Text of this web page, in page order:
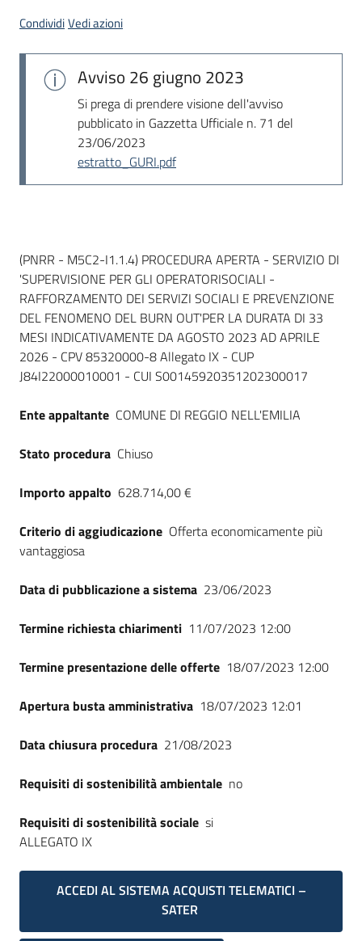
CondividiVedi azioni
Avviso 26 giugno 2023
Si prega di prendere visione dell'avviso
pubblicato in Gazzetta Ufficiale n. 71 del
23/06/2023
estratto_GURI.pdf
Dati del bando
(PNRR - M5C2-I1.1.4) PROCEDURA APERTA - SERVIZIO DI
'SUPERVISIONE PER GLI OPERATORISOCIALI -
RAFFORZAMENTO DEI SERVIZI SOCIALI E PREVENZIONE
DEL FENOMENO DEL BURN OUT'PER LA DURATA DI 33
MESI INDICATIVAMENTE DA AGOSTO 2023 AD APRILE
2026 - CPV 85320000-8 Allegato IX - CUP
J84I22000010001 - CUI S00145920351202300017
Ente appaltante COMUNE DI REGGIO NELL'EMILIA
Stato procedura Chiuso
Importo appalto 628.714,00 €
Criterio di aggiudicazione Offerta economicamente più
vantaggiosa
Data di pubblicazione a sistema 23/06/2023
Termine richiesta chiarimenti 11/07/2023 12:00
Termine presentazione delle offerte 18/07/2023 12:00
Apertura busta amministrativa 18/07/2023 12:01
Data chiusura procedura 21/08/2023
Requisiti di sostenibilità ambientale no
Requisiti di sostenibilità sociale si
ALLEGATO IX
ACCEDI AL SISTEMA ACQUISTI TELEMATICI –
SATER